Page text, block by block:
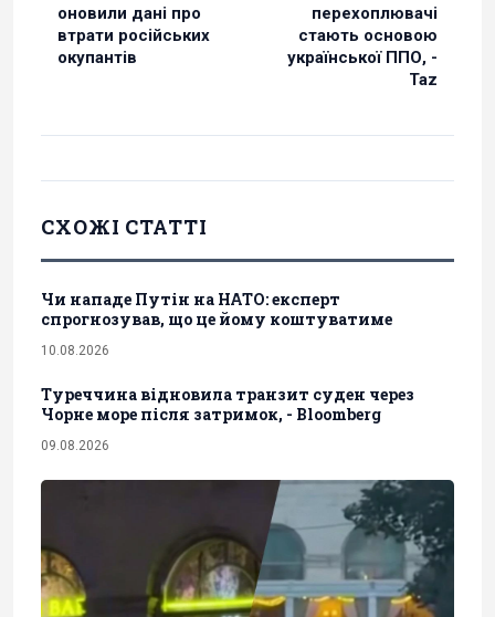
оновили дані про
втрати російських
окупантів
перехоплювачі
стають основою
української ППО, -
Taz
СХОЖІ СТАТТІ
Чи нападе Путін на НАТО: експерт
спрогнозував, що це йому коштуватиме
10.08.2026
Туреччина відновила транзит суден через
Чорне море після затримок, - Bloomberg
09.08.2026